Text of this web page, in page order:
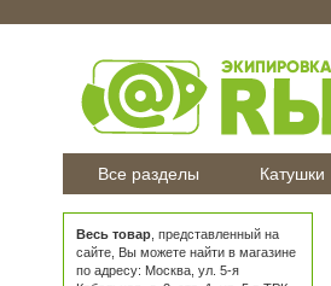
Все разделы Катушки
Весь товар , представленный на
сайте, Вы можете найти в магазине
по адресу: Москва, ул. 5-я